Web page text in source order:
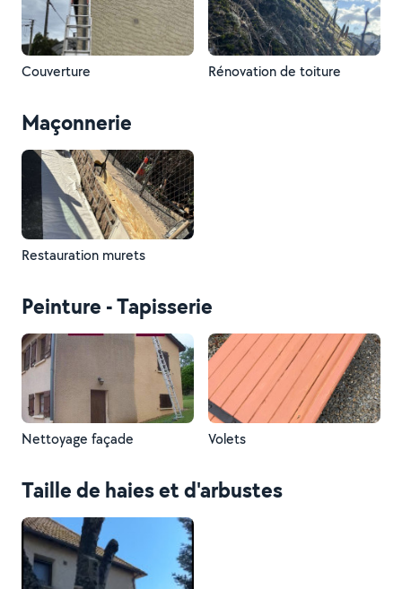
Couverture Rénovation de toiture
Maçonnerie
Restauration murets
Peinture - Tapisserie
Nettoyage façade Volets
Taille de haies et d'arbustes